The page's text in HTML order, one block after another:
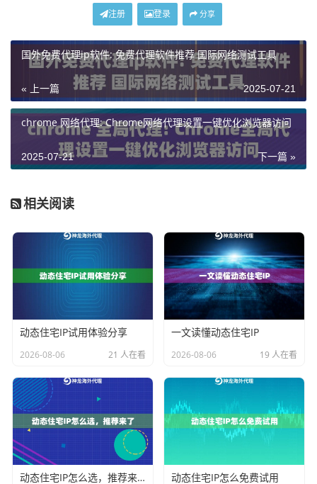
四步设置强化版防护
第一步：打开Chrome隐身防护
地址栏输入chrome://settings/security → 开启"增强型防
护"模式 → 勾选所有检测选项
第二步：绑定代理IP服务
在系统偏好设置→网络→高级→代理中，填入神龙海外
代理IP提供的服务器信息。他们家的动态IP轮换技术特别
适合长期防护，每次联网都像换了新身份证。
• 开启Chrome的HTTPS优先模式
• 每月更新一次代理授权密钥
实战场景防护指南
遇到这些情况要特别注意：
• 公共WiFi下自动启用代理
• 登录银行网站时切换静态IP
• 下载文件前开启沙盒模式
用神龙海外代理IP的流量加密功能
置里同步开启"安全DNS查询"，这样双重加密更安心。
注册 登录 分享
国外免费代理ip软件: 免费代理软件推荐 国际网络测试工具
« 上一篇 2025-07-21
chrome 网络代理: Chrome网络代理设置一键优化浏览器访问
下一篇 »
2025-07-21
相关阅读
动态住宅IP试用体验分享
2026-08-06 21 人在看
一文读懂动态住宅IP
2026-08-06 19 人在看
动态住宅IP怎么选，推荐来了 动态住宅IP怎么免费试用